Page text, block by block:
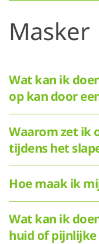
Masker
Wat kan ik
op kan door
Waarom zet ik
tijdens het
Hoe maak ik
Wat kan ik
huid of